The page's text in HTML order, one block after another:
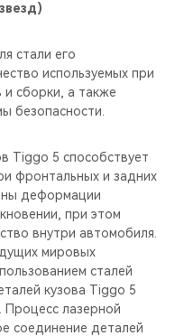
стали его
используемых при
и сборки, а также
безопасности.
Tiggo 5 способствует
фронтальных и задних
деформации
при этом
внутри автомобиля.
мировых
сталей
кузова Tiggo 5
Процесс лазерной
соединение деталей